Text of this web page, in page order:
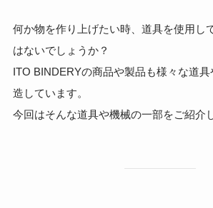
何か物を作り上げたい時、道具を使用し
はないでしょうか？
ITO BINDERYの商品や製品も様々な道
造しています。
今回はそんな道具や機械の一部をご紹介